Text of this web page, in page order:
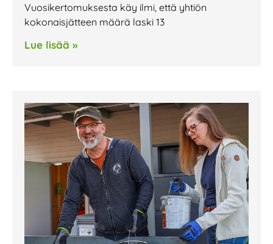
Vuosikertomuksesta käy ilmi, että yhtiön
kokonaisjätteen määrä laski 13
Lue lisää »